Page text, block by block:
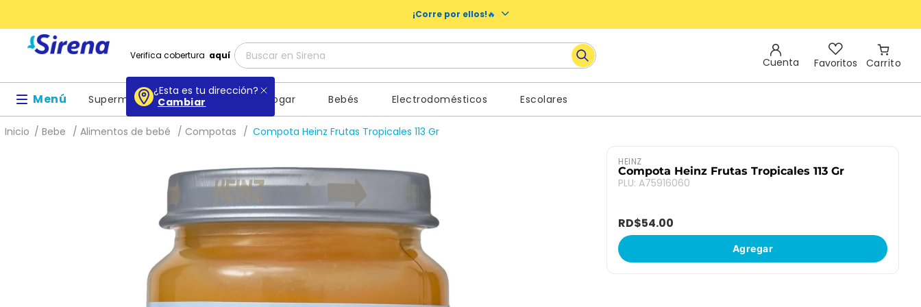
¡Corre por ellos!🔥
Verifica cobertura aquí
¿Esta es tu dirección?
Cambiar
Buscar en Sirena
Términos más buscados
1.
baby dry
.
buenas noches nosotras
4.
libros
5.
queso
6.
shampoo
7.
leche
8.
mochila
Cuenta Favoritos
Menú Supermercado Belleza Hogar Bebés Electrodomésticos Escolares
Bebe Alimentos de bebé Compotas Compota Heinz Frutas Tropicales 113 Gr
HEINZ
Compota Heinz Frutas Tropicales 113 Gr
PLU:A75916060
RD$54.00
Agregar